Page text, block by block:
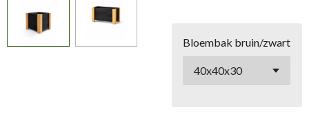
Bloembak bruin/zwart